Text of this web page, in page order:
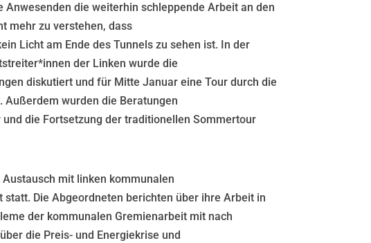
die weiterhin schleppende Arbeit an den
mehr zu verstehen, dass
Licht am Ende des Tunnels zu sehen ist. In der
der Linken wurde die
diskutiert und für Mitte Januar eine Tour durch die
Außerdem wurden die Beratungen
die Fortsetzung der traditionellen Sommertour
mit linken kommunalen
Die Abgeordneten berichten über ihre Arbeit in
der kommunalen Gremienarbeit mit nach
die Preis- und Energiekrise und